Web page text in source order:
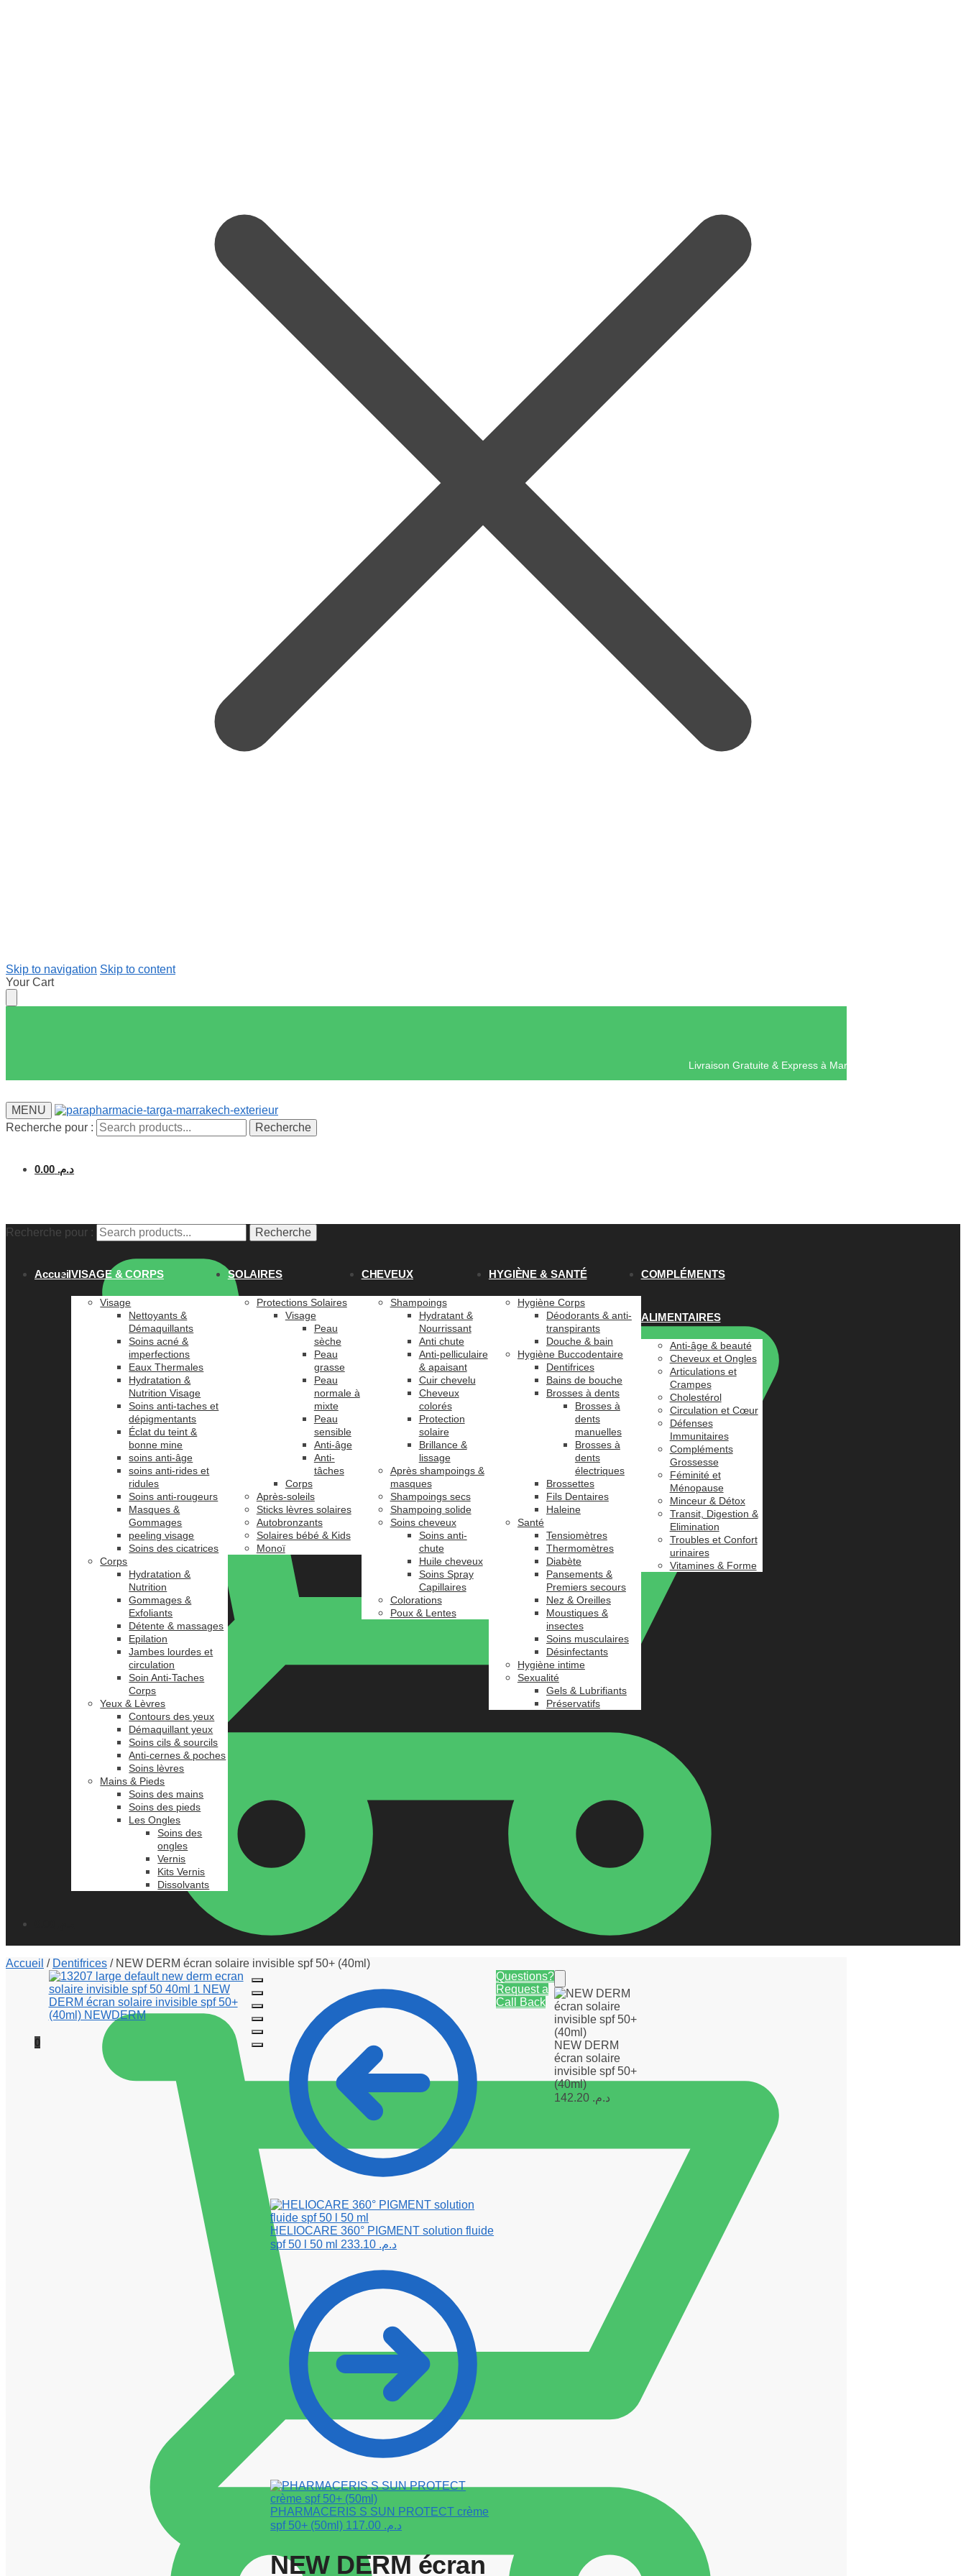
Skip to navigation Skip to content
Your Cart
Livraison Gratuite & Express à
MENU
Recherche pour :
Recherche
د.م. 0.00
0
Recherche pour : Recherche
AccueilVISAGE & CORPS
Visage
Nettoyants &
Démaquillants
Soins acné &
imperfections
Eaux Thermales
Hydratation &
Nutrition Visage
Soins anti-taches et
dépigmentants
Éclat du teint &
bonne mine
soins anti-âge
soins anti-rides et
ridules
Soins anti-rougeurs
Masques &
Gommages
peeling visage
Soins des cicatrices
Corps
Hydratation &
Nutrition
Gommages &
Exfoliants
Détente & massages
Epilation
Jambes lourdes et
circulation
Soin Anti-Taches
Corps
Yeux & Lèvres
Contours des yeux
Démaquillant yeux
Soins cils & sourcils
Anti-cernes & poches
Soins lèvres
Mains & Pieds
Soins des mains
Soins des pieds
Les Ongles
Soins des
ongles
Vernis
Kits Vernis
Dissolvants
SOLAIRES
Protections Solaires
Visage
Peau
sèche
Peau
grasse
Peau
normale à
mixte
Peau
sensible
Anti-âge
Anti-
tâches
Corps
Après-soleils
Sticks lèvres solaires
Autobronzants
Solaires bébé & Kids
Monoï
CHEVEUX
Shampoings
Hydratant &
Nourrissant
Anti chute
Anti-pelliculaire
& apaisant
Cuir chevelu
Cheveux
colorés
Protection
solaire
Brillance &
lissage
Après shampoings &
masques
Shampoings secs
Shampoing solide
Soins cheveux
Soins anti-
chute
Huile cheveux
Soins Spray
Capillaires
Colorations
Poux & Lentes
HYGIÈNE & SANTÉ
Hygiène Corps
Déodorants & anti-
transpirants
Douche & bain
Hygiène Buccodentaire
Dentifrices
Bains de bouche
Brosses à dents
Brosses à
dents
manuelles
Brosses à
dents
électriques
Brossettes
Fils Dentaires
Haleine
Santé
Tensiomètres
Thermomètres
Diabète
Pansements &
Premiers secours
Nez & Oreilles
Moustiques &
insectes
Soins musculaires
Désinfectants
Hygiène intime
Sexualité
Gels & Lubrifiants
Préservatifs
COMPLÉMENTS
ALIMENTAIRES
Anti-âge & beauté
Cheveux et Ongles
Articulations et
Crampes
Cholestérol
Circulation et Cœur
Défenses
Immunitaires
Compléments
Grossesse
Féminité et
Ménopause
Minceur & Détox
Transit, Digestion &
Elimination
Troubles et Confort
urinaires
Vitamines & Forme
Accueil / Dentifrices / NEW DERM écran solaire invisible spf 50+ (40ml)
HELIOCARE 360° PIGMENT solution fluide
spf 50 l 50 ml
د.م.
PHARMACERIS S SUN PROTECT crème
spf 50+ (50ml)
د.م.
NEW DERM écran
Questions?
Request a
Call Back
NEW DERM
écran solaire
invisible spf 50+
(40ml)
د.م. 142.20